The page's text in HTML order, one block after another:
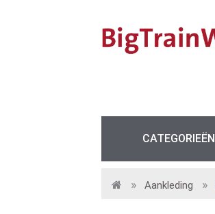
CATEGORIEËN
Aankleding